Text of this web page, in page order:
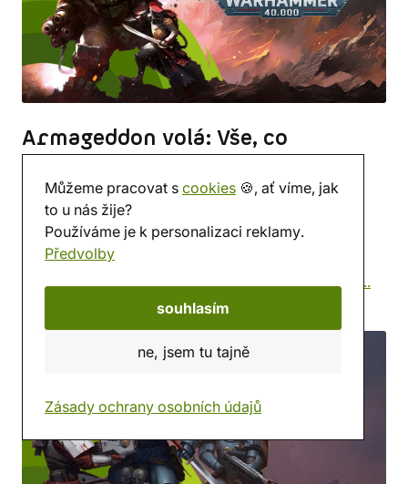
Armageddon volá: Vše, co
Warhammeru
Warhammer 40k 11. edice je tu! Kodexy z desítky
zůstávají, ale pravidla se mění. Zjisti, jaké změny
dostala střelba, a co tě čeká na bojišti.celý článek...
Karel Krajča 7 min
Můžeme pracovat s cookies 🍪, ať víme, jak
to u nás žije?
Používáme je k personalizaci reklamy.
Předvolby
souhlasím
ne, jsem tu tajně
Zásady ochrany osobních údajů